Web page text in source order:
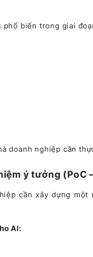
phổ biến trong giai
doanh nghiệp cần
ý tưởng (PoC
cần xây dựng
AI: